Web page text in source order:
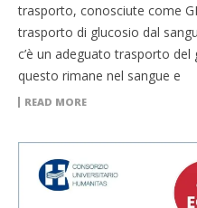
trasporto, conosciute come
trasporto di glucosio dal
c’è un adeguato trasporto del
questo rimane nel sangue e
READ MORE